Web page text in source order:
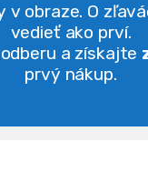
v obraze. O
vedieť ako prví.
a získajte
prvý nákup.